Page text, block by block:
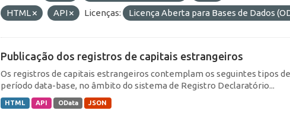
HTML
API Licenças: Licença Aberta para Bases de Dados
Publicação dos registros de capitais estrangeiros
Os registros de capitais estrangeiros contemplam os seguintes tipos
período data-base, no âmbito do sistema de Registro Declaratório...
HTML API OData JSON